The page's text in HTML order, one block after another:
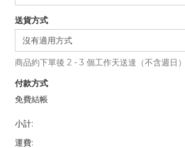
送貨方式
商品約下單後 2 - 3 個工作天送達（不含週日）
付款方式
免費結帳
小計:
運費: